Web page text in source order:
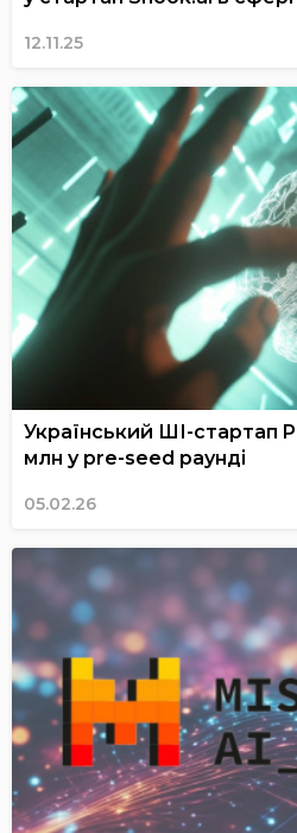
12.11.25
Український ШІ-стартап
млн у pre-seed раунді
05.02.26